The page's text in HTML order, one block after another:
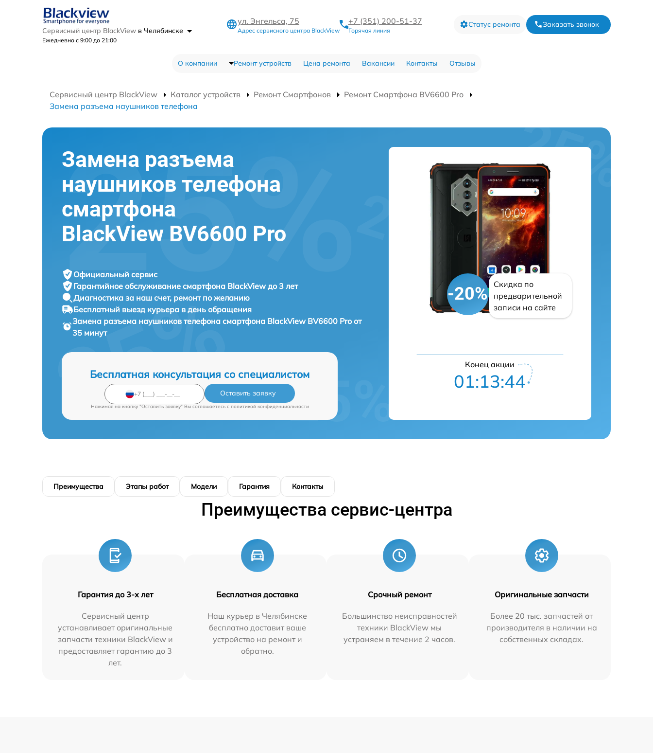
Сервисный центр BlackView в Челябинске
Ежедневно с 9:00 до 21:00
ул. Энгельса, 75
Адрес сервисного центра BlackView
+7 (351) 200-51-37
Горячая линия
Статус ремонта Заказать звонок
О компании Ремонт устройств Цена ремонта Вакансии Контакты Отзывы
Сервисный центр BlackView Каталог устройств Ремонт Смартфонов
Ремонт Смартфона BV6600 Pro
Замена разъема наушников телефона
Замена разъема
наушников телефона
смартфона
BlackView BV6600 Pro
Официальный сервис
Гарантийное обслуживание смартфона BlackView до 3 лет
Диагностика за наш счет, ремонт по желанию
Бесплатный выезд курьера в день обращения
Замена разъема наушников телефона смартфона BlackView BV6600 Pro от
35 минут
Бесплатная консультация со специалистом
Оставить заявку
Нажимая на кнопку "Оставить заявку" Вы соглашаетесь c политикой конфиденциальности
-20%
Скидка по
предварительной
записи на сайте
Конец акции
01:13:43
Преимущества Этапы работ Модели Гарантия Контакты
Преимущества сервис-центра
Гарантия до 3-х лет
Сервисный центр
устанавливает оригинальные
запчасти техники BlackView и
предоставляет гарантию до 3
лет.
Бесплатная доставка
Наш курьер в Челябинске
бесплатно доставит ваше
устройство на ремонт и
обратно.
Срочный ремонт
Большинство неисправностей
техники BlackView мы
устраняем в течение 2 часов.
Оригинальные запчасти
Более 20 тыс. запчастей от
производителя в наличии на
собственных складах.